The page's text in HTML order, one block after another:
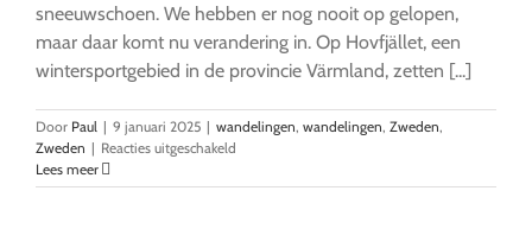
sneeuwschoen. We hebben er nog nooit op gelopen,
maar daar komt nu verandering in. Op Hovfjället, een
wintersportgebied in de provincie Värmland, zetten [...]
Door Paul | 9 januari 2025 | wandelingen, wandelingen, Zweden,
Zweden | Reacties uitgeschakeld
wandelen
Lees meer